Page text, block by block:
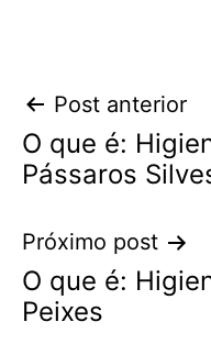
Navegação
de
Post anterior
O que é:
Pássaros
Próximo post
O que é:
Peixes